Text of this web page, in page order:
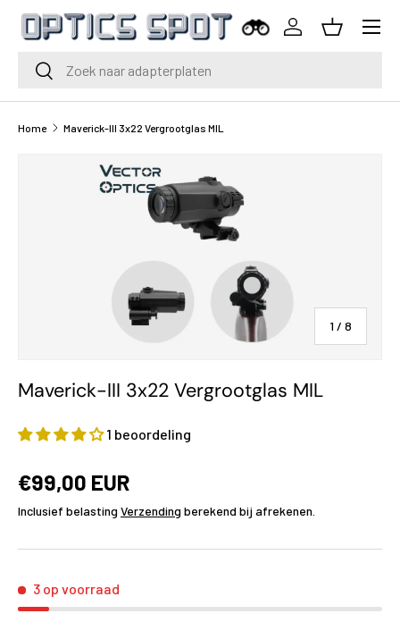
Ga naar inhoud
Zoeken
Zoeken
InloggenMand
Menu
Home Maverick-III 3x22 Vergrootglas MIL
1/ van
8
Maverick-III 3x22 Vergrootglas MIL
1 beoordeling
€99,00 EUR
Inclusief belasting Verzending berekend bij afrekenen.
3 op voorraad